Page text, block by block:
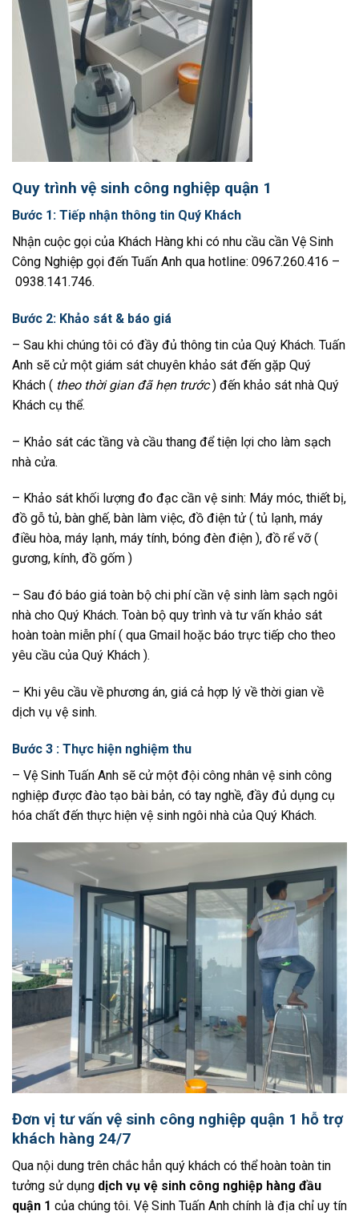
Quy trình vệ sinh công nghiệp quận 1
Bước 1: Tiếp nhận thông tin Quý Khách
Nhận cuộc gọi của Khách Hàng khi có nhu cầu cần Vệ Sinh
Công Nghiệp gọi đến Tuấn Anh qua hotline: 0967.260.416 –
0938.141.746.
Bước 2: Khảo sát & báo giá
– Sau khi chúng tôi có đầy đủ thông tin của Quý Khách. Tuấn
Anh sẽ cử một giám sát chuyên khảo sát đến gặp Quý
Khách ( theo thời gian đã hẹn trước) đến khảo sát nhà Quý
Khách cụ thể.
– Khảo sát các tầng và cầu thang để tiện lợi cho làm sạch
nhà cửa.
– Khảo sát khối lượng đo đạc cần vệ sinh: Máy móc, thiết bị,
đồ gỗ tủ, bàn ghế, bàn làm việc, đồ điện tử ( tủ lạnh, máy
điều hòa, máy lạnh, máy tính, bóng đèn điện ), đồ rể vỡ (
gương, kính, đồ gốm )
– Sau đó báo giá toàn bộ chi phí cần vệ sinh làm sạch ngôi
nhà cho Quý Khách. Toàn bộ quy trình và tư vấn khảo sát
hoàn toàn miễn phí ( qua Gmail hoặc báo trực tiếp cho theo
yêu cầu của Quý Khách ).
– Khi yêu cầu về phương án, giá cả hợp lý về thời gian về
dịch vụ vệ sinh.
Bước 3 : Thực hiện nghiệm thu
– Vệ Sinh Tuấn Anh sẽ cử một đội công nhân vệ sinh công
nghiệp được đào tạo bài bản, có tay nghề, đầy đủ dụng cụ
hóa chất đến thực hiện vệ sinh ngôi nhà của Quý Khách.
Đơn vị tư vấn vệ sinh công nghiệp quận 1 hỗ trợ
khách hàng 24/7
Qua nội dung trên chắc hẳn quý khách có thể hoàn toàn tin
tưởng sử dụng dịch vụ vệ sinh công nghiệp hàng đầu
quận 1 của chúng tôi. Vệ Sinh Tuấn Anh chính là địa chỉ uy tín